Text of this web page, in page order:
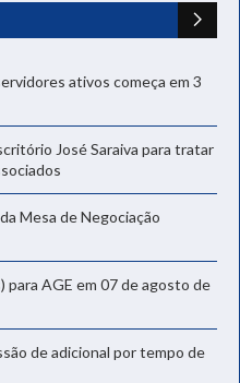
ativos começa em 3
José Saraiva para tratar
Mesa de Negociação
para AGE em 07 de agosto de
de adicional por tempo de